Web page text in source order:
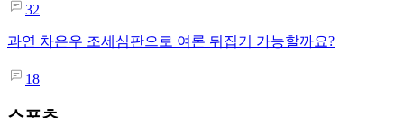
32
과연 차은우 조세심판으로 여론 뒤집기 가능할까요?
18